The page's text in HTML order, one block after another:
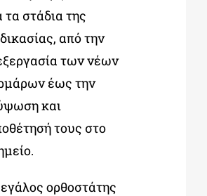
τα στάδια της
από την
των νέων
έως την
και
τους στο
ορθοστάτης